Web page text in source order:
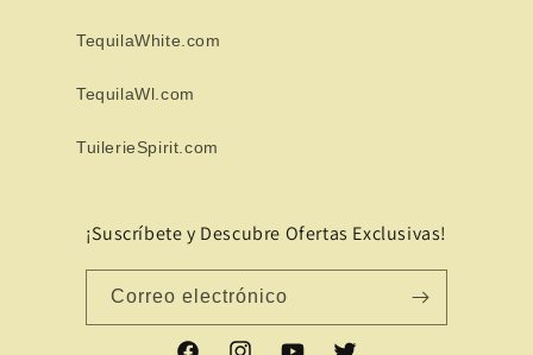
TequilaWhite.com
TequilaWl.com
TuilerieSpirit.com
¡Suscríbete y Descubre Ofertas Exclusivas!
Correo electrónico